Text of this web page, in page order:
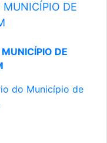
MUNICÍPIO DE
DE
do Município de